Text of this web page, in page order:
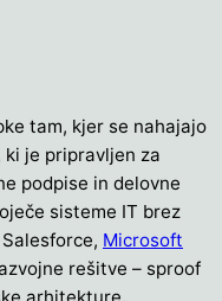
tam, kjer se nahajajo
ki je pripravljen za
podpise in delovne
sisteme IT brez
Microsoft
rešitve – sproof